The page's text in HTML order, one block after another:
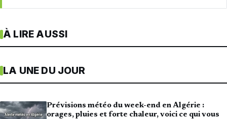
À LIRE AUSSI
LA UNE DU JOUR
Prévisions météo du week-end en Algérie :
orages, pluies et forte chaleur, voici ce qui vous